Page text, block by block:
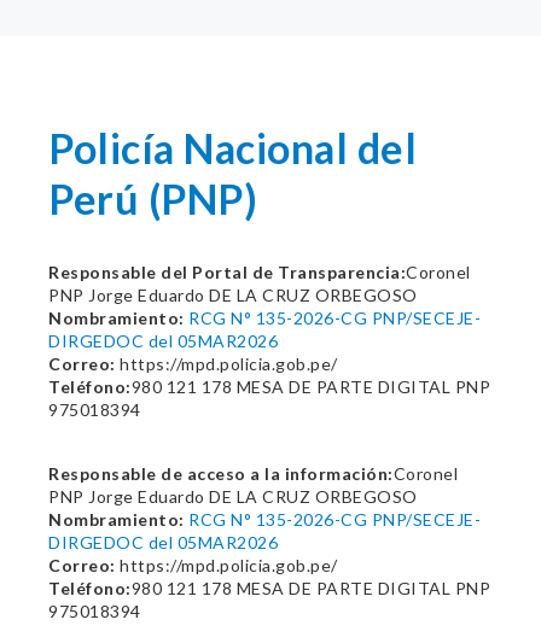
Policía Nacional del
Perú (PNP)
Responsable del Portal de Transparencia:Coronel
PNP Jorge Eduardo DE LA CRUZ ORBEGOSO
Nombramiento: RCG N° 135-2026-CG PNP/SECEJE-
DIRGEDOC del 05MAR2026
Correo: https://mpd.policia.gob.pe/
Teléfono:980 121 178 MESA DE PARTE DIGITAL PNP
975018394
Responsable de acceso a la información:Coronel
PNP Jorge Eduardo DE LA CRUZ ORBEGOSO
Nombramiento: RCG N° 135-2026-CG PNP/SECEJE-
DIRGEDOC del 05MAR2026
Correo: https://mpd.policia.gob.pe/
Teléfono:980 121 178 MESA DE PARTE DIGITAL PNP
975018394